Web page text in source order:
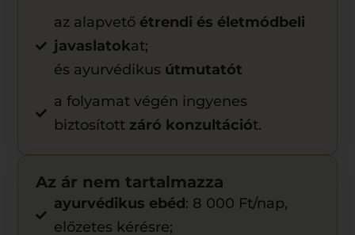
az alapvető étrendi és életmódbeli
javaslatokat;
és ayurvédikus útmutatót
a folyamat végén ingyenes
biztosított záró konzultációt.
Az ár nem tartalmazza
ayurvédikus ebéd: 8 000 Ft/nap,
előzetes kérésre;